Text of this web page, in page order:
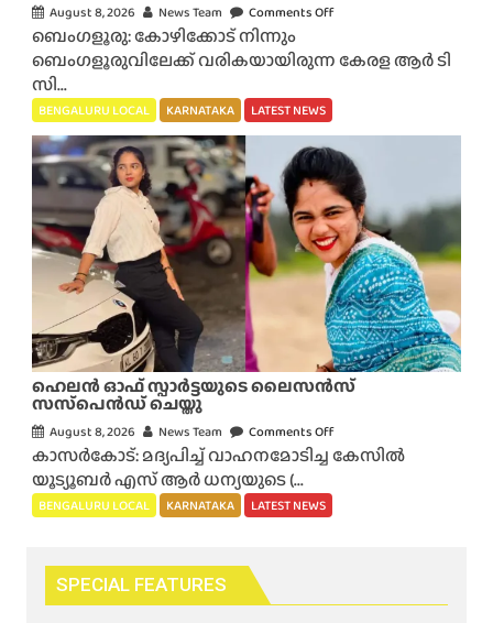
ചീ
ച്ച
ക്ക
റി
ക
ളും
മാ
ര
ക
രാ
സ
വ
സ്തു
ളും
August 8, 2026 News Team Comments Off
ബെം
രു
വി
ന്
സ
മീ
പം
കേ
ര
ള
ആ
ർ
ബ
ബെംഗളൂരു: കോഴിക്കോട് നിന്നും
ബെംഗളൂരുവിലേക്ക് വരികയായിരുന്ന കേരള ആർ ടി
സി...
BENGALURU LOCAL KARNATAKA LATEST NEWS
ഹെലന്‍ ഓഫ് സ്പാര്‍ട്ടയുടെ ലൈസന്‍സ്
സസ്‌പെന്‍ഡ് ചെയ്തു
August 8, 2026 News Team Comments Off
n
സ്പാ
കാസര്‍കോട്: മദ്യപിച്ച് വാഹനമോടിച്ച കേസില്‍
യൂട്യൂബര്‍ എസ് ആര്‍ ധന്യയുടെ (...
BENGALURU LOCAL KARNATAKA LATEST NEWS
SPECIAL FEATURES